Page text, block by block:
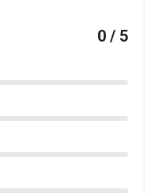
0 / 5